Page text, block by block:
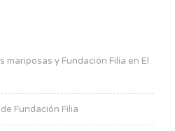
mariposas y Fundación Filia en El
Fundación Filia